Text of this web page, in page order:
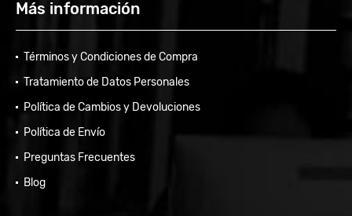
Más información
Términos y Condiciones de Compra
Tratamiento de Datos Personales
Política de Cambios y Devoluciones
Política de Envío
Preguntas Frecuentes
Blog